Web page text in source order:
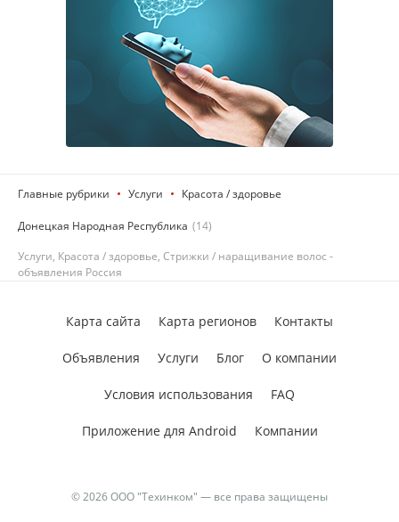
Главные рубрики Услуги Красота / здоровье
Донецкая Народная Республика (14)
Услуги, Красота / здоровье, Стрижки / наращивание волос -
объявления Россия
© 2026 ООО "Техинком" — все права защищены
Карта сайта Карта регионов Контакты
Объявления Услуги Блог О компании
Условия использования FAQ
Приложение для Android Компании